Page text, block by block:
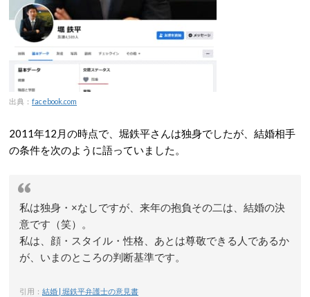
出典： facebook.com
2011年12月の時点で、堀鉄平さんは独身でしたが、結婚相手
の条件を次のように語っていました。
私は独身・×なしですが、来年の抱負その二は、結婚の決
意です（笑）。
私は、顔・スタイル・性格、あとは尊敬できる人であるか
が、いまのところの判断基準です。
引用： 結婚 | 堀鉄平弁護士の意見書